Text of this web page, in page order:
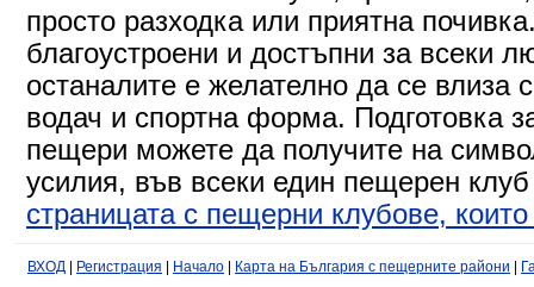
просто разходка или приятна
благоустроени и достъпни за всеки
останалите е желателно да се влиза
водач и спортна форма. Подготовка
пещери можете да получите на
усилия, във всеки един пещерен
страницата с пещерни клубове,
ВХОД Регистрация Начало Карта на България с пещерните райони